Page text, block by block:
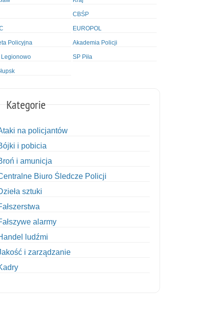
CBŚP
EUROPOL
Policyjna Akademia Policji
Legionowo SP Piła
Kategorie
na policjantów
i pobicia
i amunicja
Biuro Śledcze Policji
sztuki
alarmy
ludźmi
i zarządzanie